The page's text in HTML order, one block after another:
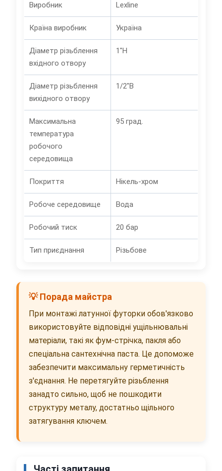
Виробник Lexline
Країна виробник Україна
Діаметр різьблення
вхідного отвору
1"Н
Діаметр різьблення
вихідного отвору
1/2"В
Максимальна
температура
робочого
середовища
95 град.
Покриття Нікель-хром
Робоче середовище Вода
Робочий тиск 20 бар
Тип приєднання Різьбове
💡 Порада майстра
При монтажі латунної футорки обов'язково
використовуйте відповідні ущільнювальні
матеріали, такі як фум-стрічка, пакля або
спеціальна сантехнічна паста. Це допоможе
забезпечити максимальну герметичність
з'єднання. Не перетягуйте різьблення
занадто сильно, щоб не пошкодити
структуру металу, достатньо щільного
затягування ключем.